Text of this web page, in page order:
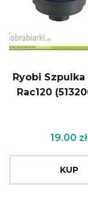
Ryobi Szpulka
Rac120
19.00 zł
KUP